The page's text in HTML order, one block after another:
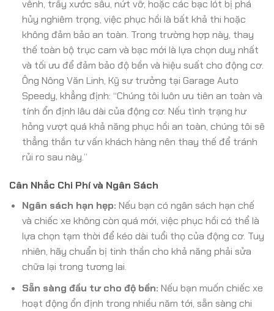
vênh, trầy xước sâu, nứt vỡ, hoặc các bạc lót bị phá
hủy nghiêm trọng, việc phục hồi là bất khả thi hoặc
không đảm bảo an toàn. Trong trường hợp này, thay
thế toàn bộ trục cam và bạc mới là lựa chọn duy nhất
và tối ưu để đảm bảo độ bền và hiệu suất cho động cơ.
Ông Nông Văn Linh, Kỹ sư trưởng tại Garage Auto
Speedy, khẳng định: “Chúng tôi luôn ưu tiên an toàn và
tính ổn định lâu dài của động cơ. Nếu tình trạng hư
hỏng vượt quá khả năng phục hồi an toàn, chúng tôi sẽ
thẳng thắn tư vấn khách hàng nên thay thế để tránh
rủi ro sau này.”
Cân Nhắc Chi Phí và Ngân Sách
Ngân sách hạn hẹp: Nếu bạn có ngân sách hạn chế
và chiếc xe không còn quá mới, việc phục hồi có thể là
lựa chọn tạm thời để kéo dài tuổi thọ của động cơ. Tuy
nhiên, hãy chuẩn bị tinh thần cho khả năng phải sửa
chữa lại trong tương lai.
Sẵn sàng đầu tư cho độ bền: Nếu bạn muốn chiếc xe
hoạt động ổn định trong nhiều năm tới, sẵn sàng chi